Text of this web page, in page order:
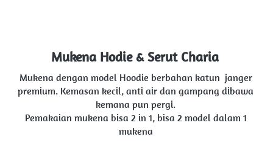
Mukena Hodie & Serut Charia
Mukena dengan model Hoodie berbahan katun  janger
premium. Kemasan kecil, anti air dan gampang dibawa
kemana pun pergi.
Pemakaian mukena bisa 2 in 1, bisa 2 model dalam 1
mukena